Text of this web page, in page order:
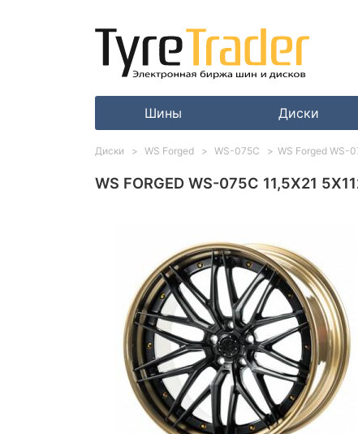
Шины Диски
WS FORGED WS-075C 11,5X21
Диски WS Forged WS-075C WS Forged WS-